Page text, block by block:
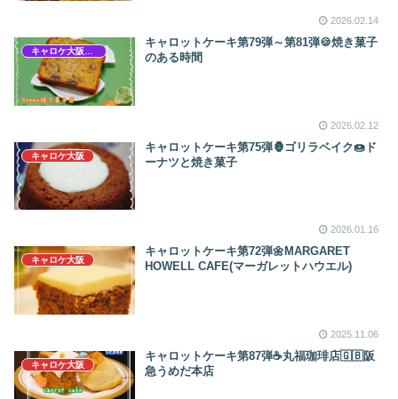
2026.02.14
キャロットケーキ第79弾～第81弾🍪焼き菓子
のある時間
2026.02.12
キャロケ大阪
キャロットケーキ第75弾🦍ゴリラベイク🍩ド
ーナツと焼き菓子
2026.01.16
キャロケ大阪
キャロットケーキ第72弾🌼MARGARET
HOWELL CAFE(マーガレットハウエル)
2025.11.06
キャロケ大阪
キャロットケーキ第87弾☕丸福珈琲店🇬🇧‪阪
急うめだ本店